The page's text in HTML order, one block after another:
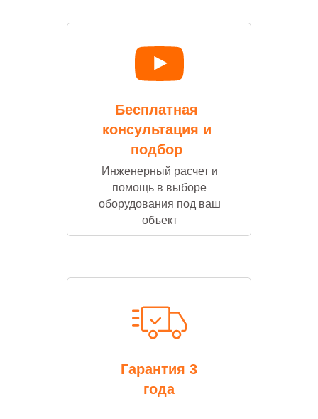
Бесплатная
консультация и
подбор
Гарантия 3
года
Инженерный расчет и
помощь в выборе
оборудования под ваш
объект